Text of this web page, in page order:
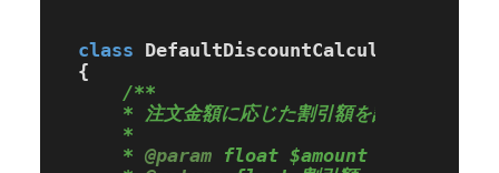
class DefaultDiscountCalculator
{
/**
    * 注文金額に応じた割引額を計算する
    *
    *
@param float $amount 注文金額